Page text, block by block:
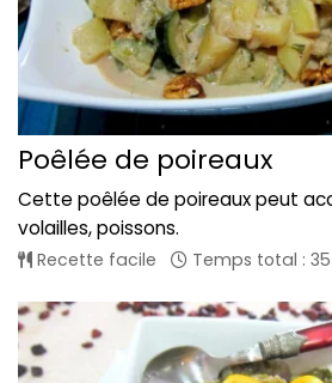
Poêlée de poireaux
Cette poêlée de poireaux peut
volailles, poissons.
Recette facile Temps total :